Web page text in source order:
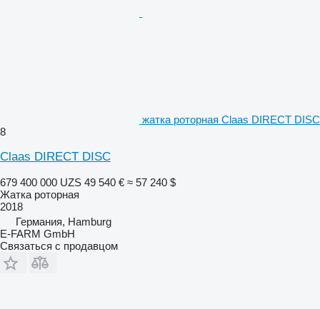
жатка роторная Claas DIRECT DISC
8
Claas DIRECT DISC
679 400 000 UZS 49 540 € ≈ 57 240 $
Жатка роторная
2018
Германия, Hamburg
E-FARM GmbH
Связаться с продавцом